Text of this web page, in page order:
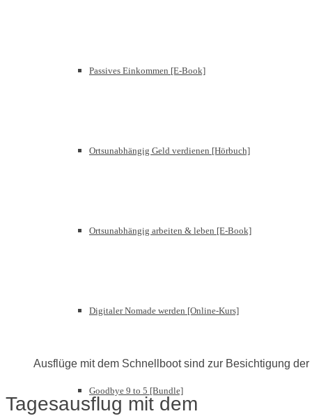
Passives Einkommen [E-Book]
Ortsunabhängig Geld verdienen [Hörbuch]
Ortsunabhängig arbeiten & leben [E-Book]
Digitaler Nomade werden [Online-Kurs]
Goodbye 9 to 5 [Bundle]
Ausflüge mit dem Schnellboot sind zur Besichtigung
Tagesausflug mit dem